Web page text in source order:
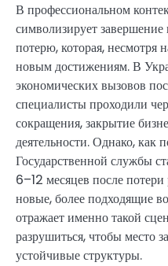
В профессиональном
символизирует
потерю, которая, несмотря
новым достижениям. В
экономических вызовов
специалисты проходили
сокращения, закрытие
деятельности. Однако, как
Государственной службы
6–12 месяцев после
новые, более подходящие
отражает именно такой
разрушиться, чтобы место
устойчивые структуры.